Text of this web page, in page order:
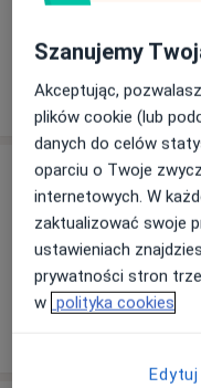
-„Integracja
Mazur Sp. Z O.O
-„Terapia trzewna" (2
O.O
- „Stawy obwodowe
leczenie” (4 moduły)
- „Kręgosłup -
moduły) - Szkolenia
- „Masaż Tkanek
Rafał Uryzaj
- „Kinesiotaping K1/
Serdecznie
Usługi i ceny
Konsultacja
Szczegóły
Szanujemy
Akceptując,
plików cookie (lub
danych do celów
oparciu o Twoje
internetowych. W
zaktualizować swoje
ustawieniach
prywatności stron
w polityka cookies